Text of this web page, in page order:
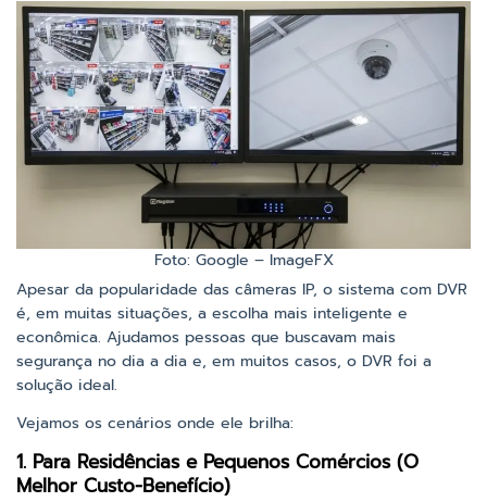
Foto: Google – ImageFX
Apesar da popularidade das câmeras IP, o sistema com DVR
é, em muitas situações, a escolha mais inteligente e
econômica. Ajudamos pessoas que buscavam mais
segurança no dia a dia e, em muitos casos, o DVR foi a
solução ideal.
Vejamos os cenários onde ele brilha:
1. Para Residências e Pequenos Comércios (O
Melhor Custo-Benefício)